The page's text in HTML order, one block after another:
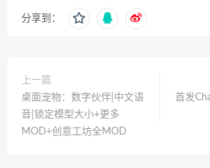
分享到：
上一篇
桌面宠物：数字伙伴|中文语
音|锁定模型大小+更多
MOD+创意工坊全MOD
首发